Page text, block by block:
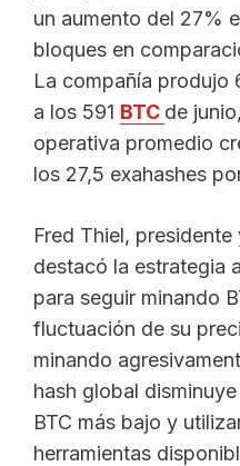
un aumento del 27%
bloques en
La compañía produjo
a los 591 BTC de
operativa promedio
los 27,5 exahashes
Fred Thiel,
destacó la estrategia
para seguir minando
fluctuación de su
minando
hash global
BTC más bajo y
herramientas